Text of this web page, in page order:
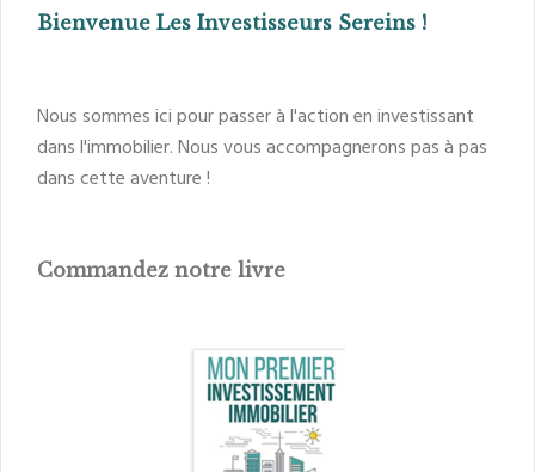
Bienvenue Les Investisseurs Sereins !
Nous sommes ici pour passer à l'action en investissant
dans l'immobilier. Nous vous accompagnerons pas à pas
dans cette aventure !
Commandez notre livre